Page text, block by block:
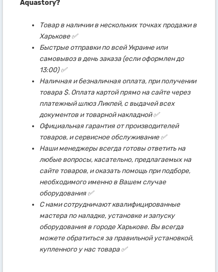
Aquastory?
Товар в наличии в нескольких точках продажи в
Харькове ✅
Быстрые отправки по всей Украине или
самовывоз в день заказа (если оформлен до
13:00) ✅
Наличная и безналичная оплата, при получении
товара $. Оплата картой прямо на сайте через
платежный шлюз Ликпей, с выдачей всех
документов и товарной накладной ✅
Официальная гарантия от производителей
товаров, и сервисное обслуживание ✅
Наши менеджеры всегда готовы ответить на
любые вопросы, касательно, предлагаемых на
сайте товаров, и оказать помощь при подборе,
необходимого именно в Вашем случае
оборудования ✅
С нами сотрудничают квалифицированные
мастера по наладке, установке и запуску
оборудования в городе Харькове. Вы всегда
можете обратиться за правильной установкой,
купленного у нас товара ✅